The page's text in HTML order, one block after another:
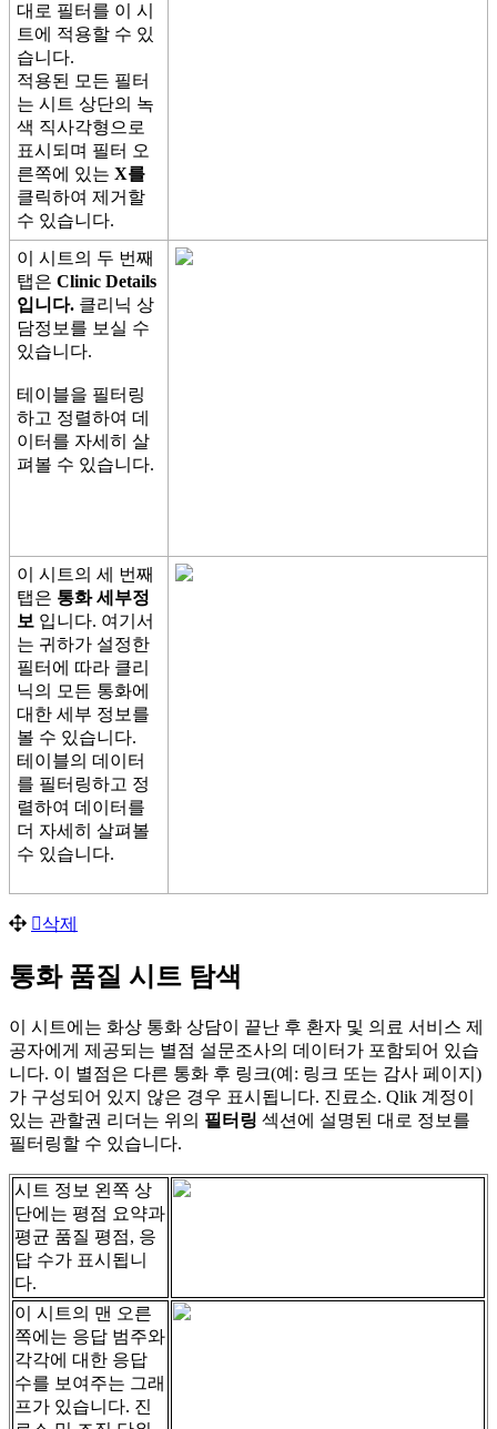
대 로 필터 를 이
시
트에 적용할 수 있
습니 다.
적용된 모 든 필터
는 시 트 상단의 녹
색 직사각형 으 로
표시 되 며 필터 오
른쪽에 있는 X를
클릭하여 제 거 할
수 있습니 다.
이
시 트의 두 번째
탭은 Clinic Details
입니 다. 클리 닉 상
담정 보 를 보 실 수
있습니 다.
테 이 블을 필터 링
하고 정렬하여 데
이 터 를 자세히 살
펴 볼 수 있습니 다.
이 시 트의 세 번째
탭은 통화 세 부정
보 입니 다. 여 기서
는 귀하가 설정한
필터 에 따라 클리
닉의 모 든 통화에
대 한 세 부 정 보 를
볼 수 있습니 다.
테 이 블의 데 이 터
를 필터 링하고 정
렬하여 데 이 터 를
더 자세히 살펴 볼
수 있습니 다.
삭제
통화 품질 시 트 탐색
이 시 트에 는 화상 통화 상담이 끝난 후 환자 및 의 료 서 비 스 제
공자에 게 제 공되 는 별점 설문조사의 데 이 터 가 포함되 어 있습
니 다. 이 별점은 다른 통화 후 링 크(예 : 링 크 또는 감사 페 이 지 )
가 구성되 어 있지 않은 경우 표시 됩니 다. 진 료소. Qlik 계 정이
있는 관할권 리 더 는 위 의 필 터 링 섹션 에 설명된 대 로 정 보 를
필터 링할 수 있습니 다.
시 트 정 보 왼 쪽 상
단에 는 평점 요약과
평균 품질 평점, 응
답 수가 표시 됩니
다.
이
시 트의 맨 오른
쪽에 는 응답 범주와
각각에 대 한 응답
수를 보 여 주는 그래
프가 있습니 다. 진